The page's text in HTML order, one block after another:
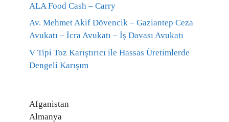
ALA Food Cash – Carry
Av. Mehmet Akif Dövencik – Gaziantep Ceza
Avukatı – İcra Avukatı – İş Davası Avukatı
V Tipi Toz Karıştırıcı ile Hassas Üretimlerde
Dengeli Karışım
Afganistan
Almanya